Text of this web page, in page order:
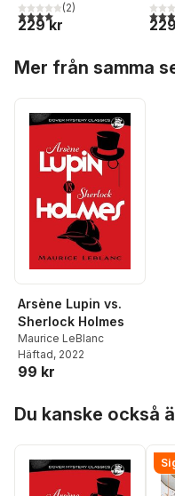
4,0utav 5 stjärnor. Totalt antal
(2)
229 kr
4,0
Mer från samma
Arsène Lupin vs.
Sherlock Holmes
Maurice LeBlanc
Häftad, 2022
99 kr
Du kanske också